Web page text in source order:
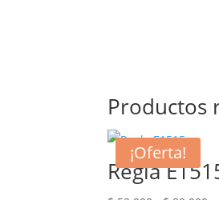
Productos
¡Oferta!
Regla